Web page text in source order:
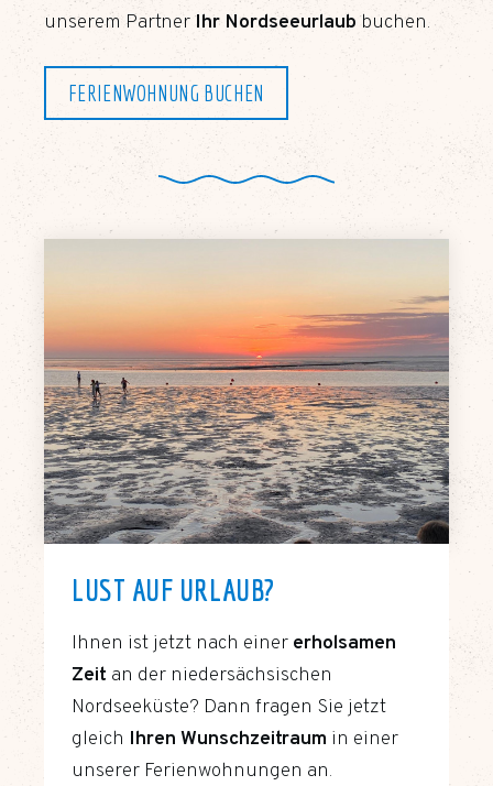
unserem PartnerIhr Nordseeurlaubbuchen.
FERIENWOHNUNG BUCHEN
LUST AUF URLAUB?
Ihnen ist jetzt nach einer erholsamen
Zeit an der niedersächsischen
Nordseeküste? Dann fragen Sie jetzt
gleich Ihren Wunschzeitraum in einer
unserer Ferienwohnungen an.